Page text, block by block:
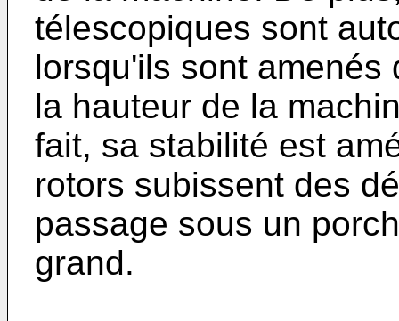
télescopiques sont
lorsqu'ils sont amenés
la hauteur de la
fait, sa stabilité est
rotors subissent des
passage sous un
grand.